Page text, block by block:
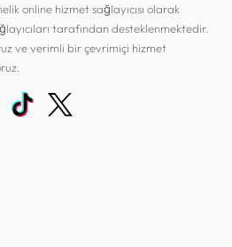
online hizmet sağlayıcısı olarak
tarafından desteklenmektedir.
ve verimli bir çevrimiçi hizmet